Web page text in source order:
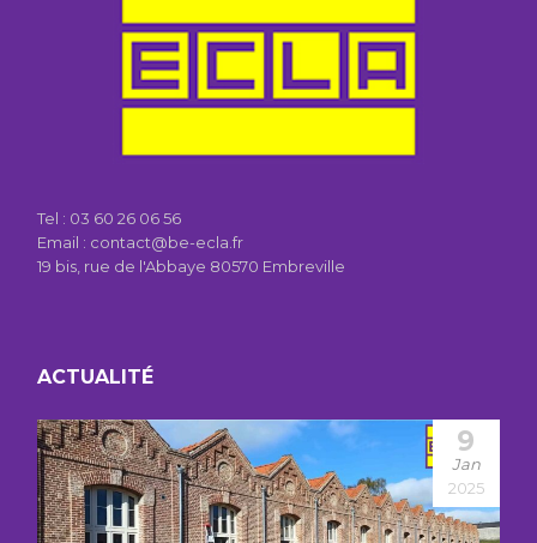
Tel : 03 60 26 06 56
Email : contact@be-ecla.fr
19 bis, rue de l'Abbaye 80570 Embreville
ACTUALITÉ
9
Jan
2025